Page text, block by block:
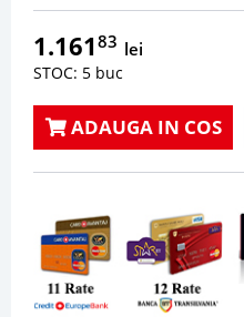
1.16183 lei
STOC: 5 buc
ADAUGA IN COS